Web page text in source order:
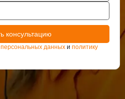
персональных данных и политику